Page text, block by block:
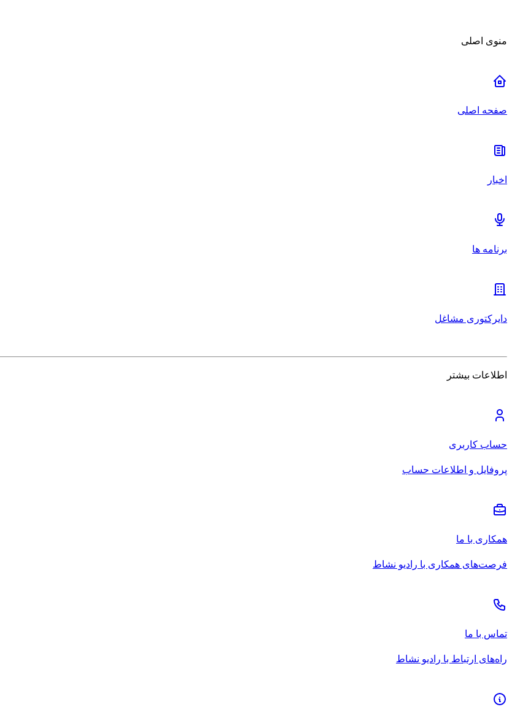
منوی اصلی
صفحه اصلی
اخبار
برنامه ها
دایرکتوری مشاغل
اطلاعات بیشتر
حساب کاربری
پروفایل و اطلاعات حساب
همکاری با ما
فرصت‌های همکاری با رادیو نشاط
تماس با ما
راه‌های ارتباط با رادیو نشاط